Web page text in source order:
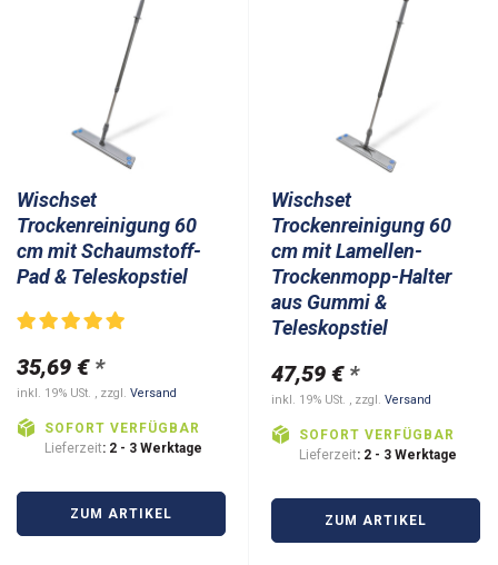
Wischset
Trockenreinigung 60
cm mit Schaumstoff-
Pad & Teleskopstiel
35,69 € *
inkl. 19% USt. , zzgl. Versand
SOFORT VERFÜGBAR
Lieferzeit: 2 - 3 Werktage
ZUM ARTIKEL
Wischset
Trockenreinigung 60
cm mit Lamellen-
Trockenmopp-Halter
aus Gummi &
Teleskopstiel
47,59 € *
inkl. 19% USt. , zzgl. Versand
SOFORT VERFÜGBAR
Lieferzeit: 2 - 3 Werktage
ZUM ARTIKEL